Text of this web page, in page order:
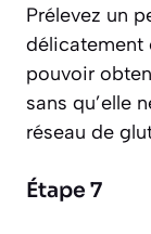
Prélevez un
délicatement
pouvoir
sans qu’elle
réseau de
Étape 7